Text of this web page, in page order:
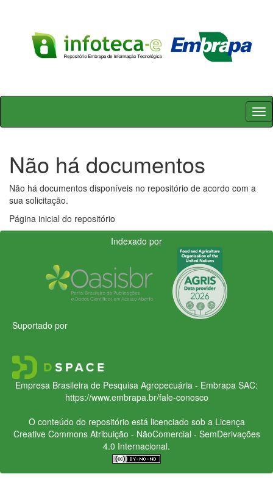
Skip
Não há documentos
Não há documentos disponíveis no repositório de acordo com a
sua solicitação.
Página inicial do repositório
Indexado por
Suportado por
Empresa Brasileira de Pesquisa Agropecuária - Embrapa SAC:
https://www.embrapa.br/fale-conosco
O conteúdo do repositório está licenciado sob a Licença
Creative CommonsAtribuição - NãoComercial - SemDerivações
4.0 Internacional.